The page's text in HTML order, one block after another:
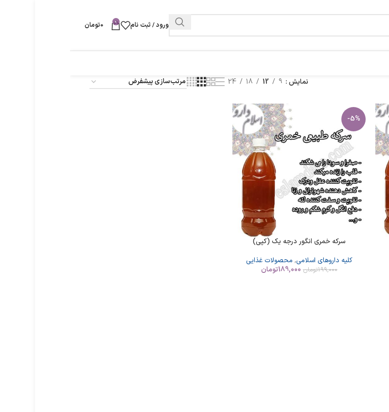
ورود / ثبت نام 0
0تومان
نمایش 9
12
18
24
-5%
سرکه خمری انگور درجه یک (کپی)
کلیه داروهای اسلامی, محصولات غذایی
199,000تومان 189,000تومان